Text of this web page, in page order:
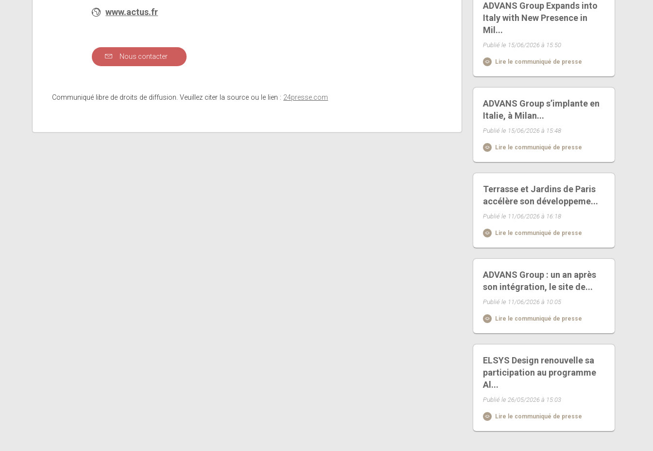
www.actus.fr
Nous contacter
Communiqué libre de droits de diffusion. Veuillez citer la source ou le lien : 24presse.com
ADVANS Group Expands into
Italy with New Presence in
Mil...
Publié le 15/06/2026 à 15:50
Lire le communiqué de presse
ADVANS Group s’implante en
Italie, à Milan...
Publié le 15/06/2026 à 15:48
Lire le communiqué de presse
Terrasse et Jardins de Paris
accélère son développeme...
Publié le 11/06/2026 à 16:18
Lire le communiqué de presse
ADVANS Group : un an après
son intégration, le site de...
Publié le 11/06/2026 à 10:05
Lire le communiqué de presse
ELSYS Design renouvelle sa
participation au programme
Al...
Publié le 26/05/2026 à 15:03
Lire le communiqué de presse